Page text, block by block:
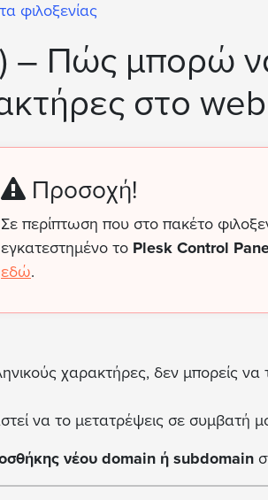
φιλοξενίας
– Πώς μπορώ
στο
Προσοχή!
Σε περίπτωση που στο πακέτο
εγκατεστημένο το Plesk Control
εδώ.
χαρακτήρες, δεν μπορείς
να το μετατρέψεις σε
νέου domain ή subdomain